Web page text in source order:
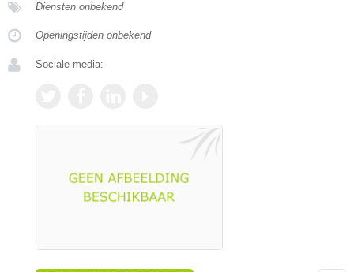
Diensten onbekend
Openingstijden onbekend
Sociale media: